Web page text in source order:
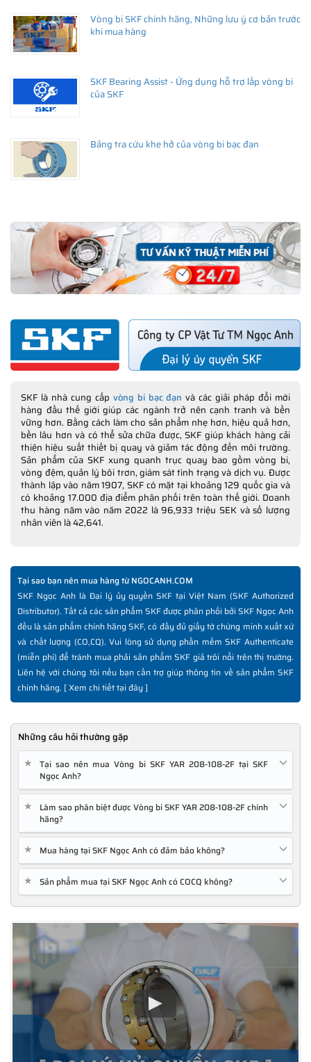
THÔNG TIN HỮU ÍCH
•Xuất xứ vòng bi SKF chính hãng ở đâu?
•Chất lượng vòng bi SKF chính hãng
Vòng bi SKF chính hãng, Những lưu ý cơ bản trước
khi mua hàng
SKF Bearing Assist - Ứng dụng hỗ trợ lắp vòng bi
của SKF
Bảng tra cứu khe hở của vòng bi bạc đạn
SKF là nhà cung cấp vòng bi bạc đạn và các giải pháp đổi mới
hàng đầu thế giới giúp các ngành trở nên cạnh tranh và bền
vững hơn. Bằng cách làm cho sản phẩm nhẹ hơn, hiệu quả hơn,
bền lâu hơn và có thể sửa chữa được, SKF giúp khách hàng cải
thiện hiệu suất thiết bị quay và giảm tác động đến môi trường.
Sản phẩm của SKF xung quanh trục quay bao gồm vòng bi,
vòng đệm, quản lý bôi trơn, giám sát tình trạng và dịch vụ. Được
thành lập vào năm 1907, SKF có mặt tại khoảng 129 quốc gia và
có khoảng 17.000 địa điểm phân phối trên toàn thế giới. Doanh
thu hàng năm vào năm 2022 là 96,933 triệu SEK và số lượng
nhân viên là 42,641.
Tại sao bạn nên mua hàng từ NGOCANH.COM
SKF Ngọc Anh là Đại lý ủy quyền SKF tại Việt Nam (SKF Authorized
Distributor). Tất cả các sản phẩm SKF được phân phối bởi SKF Ngọc Anh
đều là sản phẩm chính hãng SKF, có đầy đủ giấy tờ chứng minh xuất xứ
và chất lượng (CO,CQ). Vui lòng sử dụng phần mềm SKF Authenticate
(miễn phí) để tránh mua phải sản phẩm SKF giả trôi nổi trên thị trường.
Liên hệ với chúng tôi nếu bạn cần trợ giúp thông tin về sản phẩm SKF
chính hãng. [Xem chi tiết tại đây]
Những câu hỏi thường gặp
★
Tại sao nên mua Vòng bi SKF YAR 208-108-2F tại SKF
Ngọc Anh?
★
Làm sao phân biệt được Vòng bi SKF YAR 208-108-2F chính
hãng?
★ Mua hàng tại SKF Ngọc Anh có đảm bảo không?
★ Sản phẩm mua tại SKF Ngọc Anh có COCQ không?